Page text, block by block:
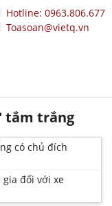
Hotline: 0963.806.677
Toasoan@vietq.vn
tắm trắng
có chủ đích
gia đối với xe